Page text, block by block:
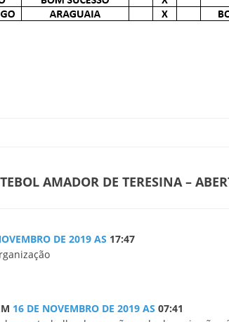
AMADOR DE TERESINA –
DE 2019 AS 17:47
16 DE NOVEMBRO DE 2019 AS 07:41